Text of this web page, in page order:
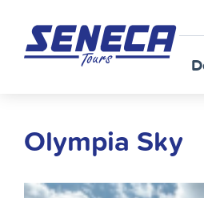
Olympia Sky